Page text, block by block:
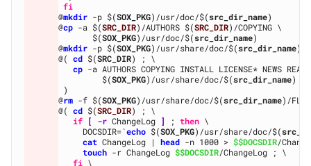
fi
@mkdir -p $(SOX_PKG)/usr/doc/$(src_dir_name
@cp -a $(SRC_DIR)/AUTHORS $(SRC_DIR
       $(
SOX_PKG)/usr/doc/$(src_dir_name
@mkdir -p $(SOX_PKG)/usr/share/doc/$(src_dir_name
@( cd $(SRC_DIR
cp
         $(
SOX_PKG)/usr/share/doc/$(src_dir_name
@rm -f $(SOX_PKG)/usr/share/doc/$(src_dir_name
@( cd $(SRC_DIR
if [ -r ChangeLog ] ; then
     DOCSDIR=`
echo $(SOX_PKG)/usr/share/doc/$(
cat ChangeLog | head -n 1000 > $$DOCSDIR
touch -r ChangeLog $$DOCSDIR
fi